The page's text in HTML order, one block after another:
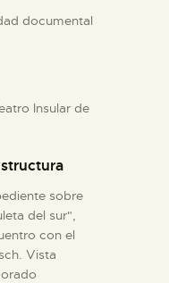
documental
Insular de
sobre
del sur",
con el
Vista